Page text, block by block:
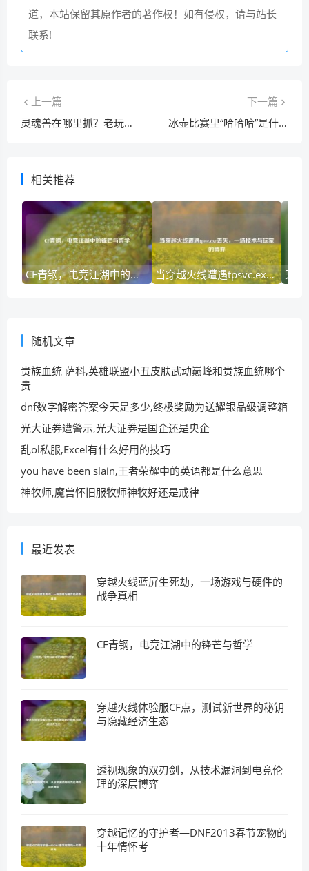
道，本站保留其原作者的著作权！如有侵权，请与站长
联系!
上一篇
灵魂兽在哪里抓？老玩家分享稀有灵魂兽刷新点！
下一篇
冰壶比赛里“哈哈哈”是什么意思？快速擦冰揭秘
相关推荐
CF青钢，电竞江湖中的锋芒与哲学 当穿越火线遭遇tpsvc.exe丢失，一场技术与玩家的博弈
随机文章
贵族血统 萨科,英雄联盟小丑皮肤武动巅峰和贵族血统哪个
贵
dnf数字解密答案今天是多少,终极奖励为送耀银品级调整箱
光大证券遭警示,光大证券是国企还是央企
乱ol私服,Excel有什么好用的技巧
you have been slain,王者荣耀中的英语都是什么意思
神牧师,魔兽怀旧服牧师神牧好还是戒律
最近发表
穿越火线蓝屏生死劫，一场游戏与硬件的
战争真相
CF青钢，电竞江湖中的锋芒与哲学
穿越火线体验服CF点，测试新世界的秘钥
与隐藏经济生态
透视现象的双刃剑，从技术漏洞到电竞伦
理的深层博弈
穿越记忆的守护者—DNF2013春节宠物的
十年情怀考